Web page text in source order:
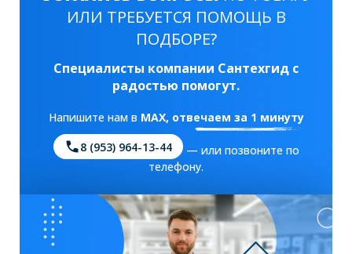
ИЛИ ТРЕБУЕТСЯ ПОМОЩЬ В
ПОДБОРЕ?
Специалисты компании Сантехгид с
радостью помогут.
Напишите нам в MAX, отвечаем за 1 минуту
8 (953) 964-13-44
— или позвоните по
телефону.